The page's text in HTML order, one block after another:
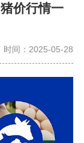
价行情一
时间：2025-05-28